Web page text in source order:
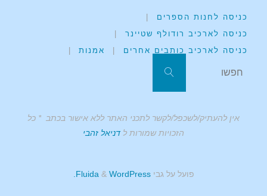
כניסה לחנות הספרים
כניסה לארכיב רודולף שטיינר
כניסה לארכיב כותבים אחרים
אמנות
חפשו
אין להעתיק/לשכפל/לקשר לתכני האתר ללא אישור בכתב * כל
הזכויות שמורות לדניאל זהבי
פועל על גבי Fluida
& WordPress.